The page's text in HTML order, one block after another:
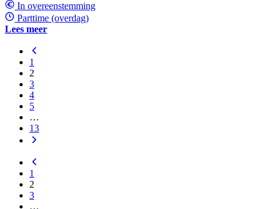
In overeenstemming
Parttime (overdag)
Lees meer
1
2
3
4
5
…
13
1
2
3
…